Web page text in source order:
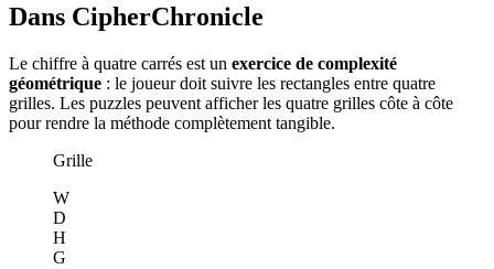
Dans CipherChronicle
Le chiffre à quatre carrés est un exercice de complexité
géométrique : le joueur doit suivre les rectangles entre quatre
grilles. Les puzzles peuvent afficher les quatre grilles côte à côte
pour rendre la méthode complètement tangible.
Grille
W
D
H
G